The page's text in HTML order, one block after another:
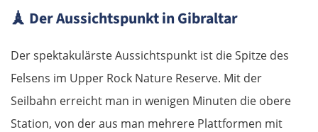
🗼 Der Aussichtspunkt in Gibraltar
Der spektakulärste Aussichtspunkt ist die Spitze des
Felsens im Upper Rock Nature Reserve. Mit der
Seilbahn erreicht man in wenigen Minuten die obere
Station, von der aus man mehrere Plattformen mit
Elchowo
Chaskowo